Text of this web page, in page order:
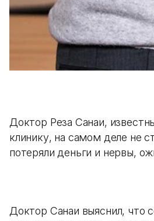
Доктор Реза Санаи,
клинику, на самом деле не
потеряли деньги и нервы,
Доктор Санаи выяснил, что